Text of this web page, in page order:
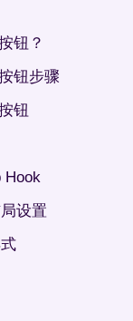
钮？
钮步骤
钮
Hook
设置